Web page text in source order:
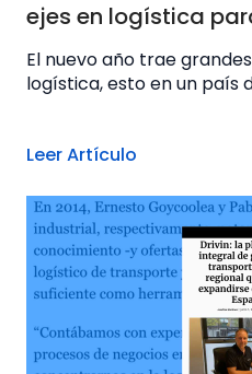
ejes en logística
El nuevo año trae
logística, esto en un país
Leer Artículo